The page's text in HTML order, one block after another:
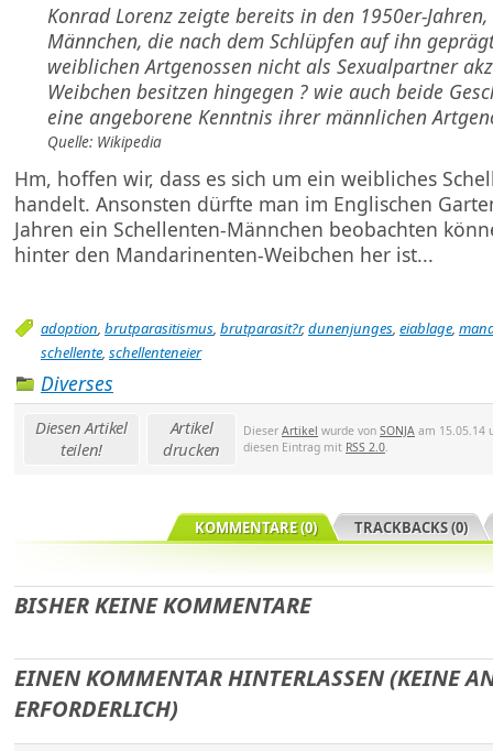
Konrad Lorenz zeigte bereits in den 1950er-Jahren,
Männchen, die nach dem Schlüpfen auf ihn
weiblichen Artgenossen nicht als Sexualpartner
Weibchen besitzen hingegen ? wie auch beide
eine angeborene Kenntnis ihrer männlichen
Quelle: Wikipedia
Hm, hoffen wir, dass es sich um ein weibliches
handelt. Ansonsten dürfte man im Englischen
Jahren ein Schellenten-Männchen beobachten
hinter den Mandarinenten-Weibchen her ist...
adoption, brutparasitismus, brutparasit?r,dunenjunges, eiablage,
schellente, schellenteneier
Diverses
Diesen Artikel
teilen!
Artikel
drucken
Dieser Artikel wurde von SONJA am 15.05.14
diesen Eintrag mit RSS 2.0.
TRACKBACKS (0)
KOMMENTARE (0)
BISHER KEINE KOMMENTARE
EINEN KOMMENTAR HINTERLASSEN (KEINE
ERFORDERLICH)